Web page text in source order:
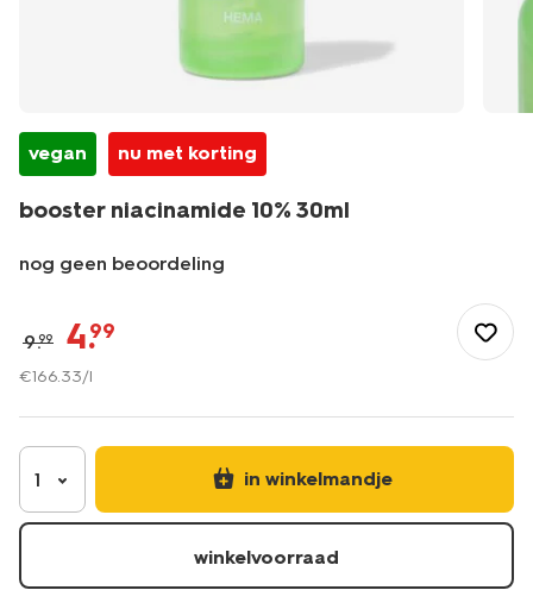
vegan nu met korting
booster niacinamide 10% 30ml
nog geen beoordeling
be/mooi-
verzorgd/verzorging/gezichtsverzorging/booster-
niacinamide-
30ml-
17870168.html
9.99 4.99
€166.33/l
1 in winkelmandje
winkelvoorraad